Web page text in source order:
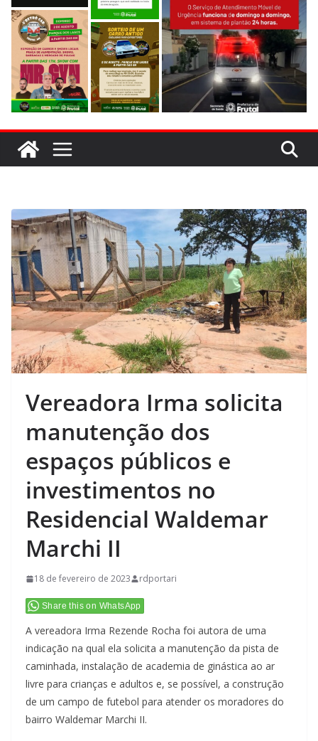
Vereadora Irma solicita
manutenção dos
espaços públicos e
investimentos no
Residencial Waldemar
Marchi II
18 de fevereiro de 2023 rdportari
Share this on WhatsApp
A vereadora Irma Rezende Rocha foi autora de uma
indicação na qual ela solicita a manutenção da pista de
caminhada, instalação de academia de ginástica ao ar
livre para crianças e adultos e, se possível, a construção
de um campo de futebol para atender os moradores do
bairro Waldemar Marchi II.